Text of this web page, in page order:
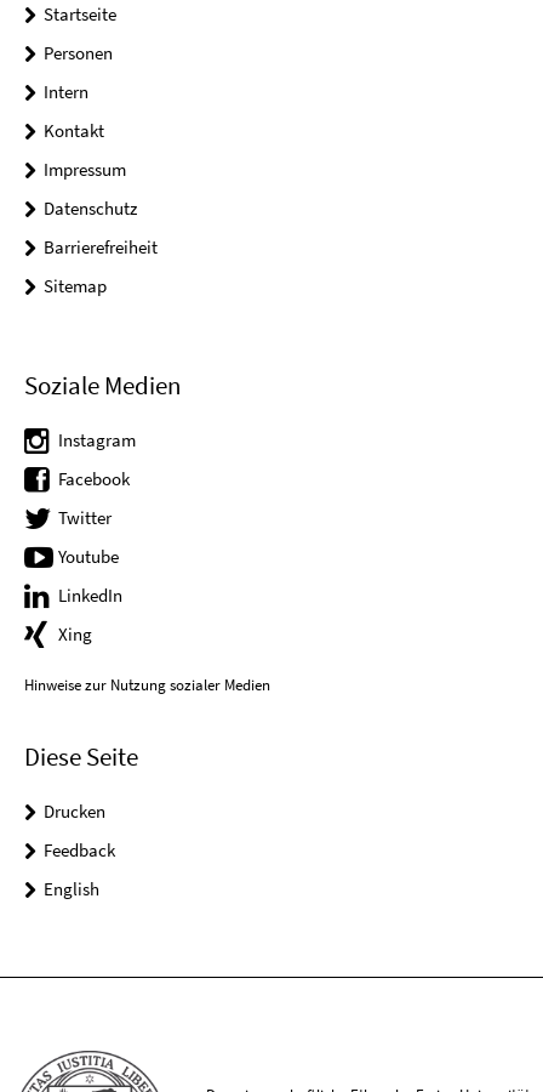
Startseite
Personen
Intern
Kontakt
Impressum
Datenschutz
Barrierefreiheit
Sitemap
Soziale Medien
Instagram
Facebook
Twitter
Youtube
LinkedIn
Xing
Hinweise zur Nutzung sozialer Medien
Diese Seite
Drucken
Feedback
English